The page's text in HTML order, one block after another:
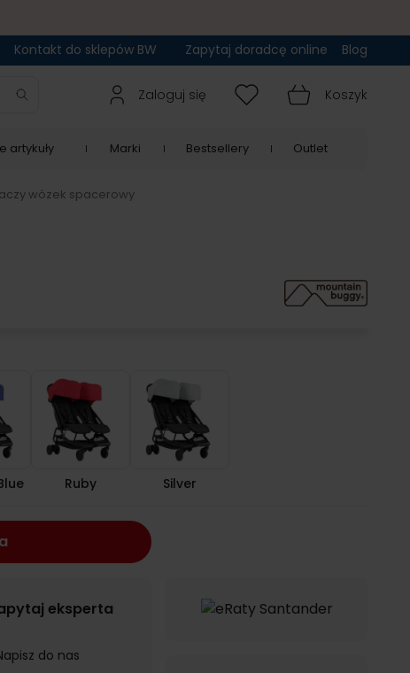
Kontakt do sklepów BW Zapytaj doradcę online Blog
Zaloguj się Koszyk
artykuły Marki Bestsellery Outlet
wózek spacerowy
Blue Ruby
Ruby Silver
eksperta
do nas